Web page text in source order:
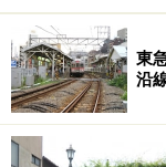
東
沿